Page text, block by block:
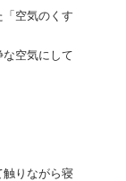
空気のくす
空気にして
触りながら寝